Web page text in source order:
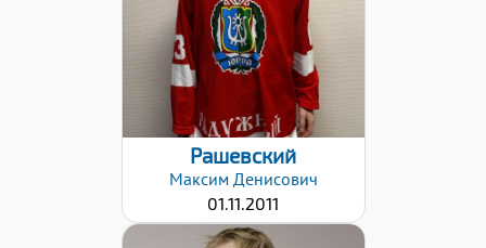
18.04.2022
Рашевский
Максим Денисович
01.11.2011